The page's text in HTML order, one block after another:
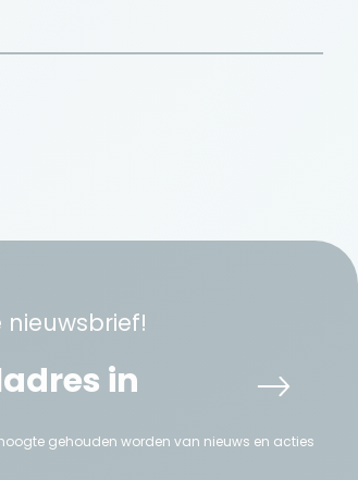
gehouden worden van nieuws en acties